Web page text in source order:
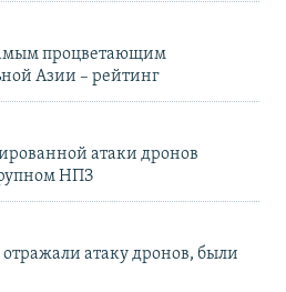
процветающим
Азии – рейтинг
атаки дронов
НПЗ
атаку дронов, были